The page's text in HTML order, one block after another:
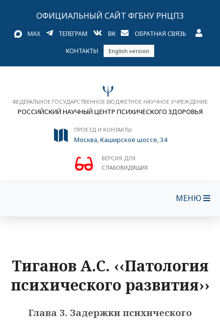
ОФИЦИАЛЬНЫЙ САЙТ ФГБНУ РНЦПЗ
MAX ТЕЛЕГРАМ ВК ОБРАТНАЯ СВЯЗЬ
КОНТАКТЫ English version
ФЕДЕРАЛЬНОЕ ГОСУДАРСТВЕННОЕ БЮДЖЕТНОЕ НАУЧНОЕ УЧРЕЖДЕНИЕ
РОССИЙСКИЙ НАУЧНЫЙ ЦЕНТР ПСИХИЧЕСКОГО ЗДОРОВЬЯ
ПРОЕЗД И КОНТАКТЫ
Москва, Каширское шоссе, 34
ВЕРСИЯ ДЛЯ
СЛАБОВИДЯЩИХ
МЕНЮ
Тиганов А.С. ‹‹Патология
психического развития››
Глава 3. Задержки психического